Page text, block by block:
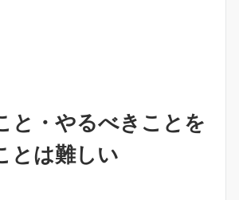
と・やるべきことを
とは難しい